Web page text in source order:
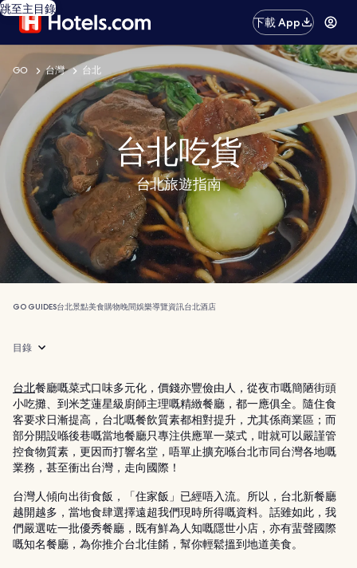
跳至主目錄
下載 App
GO 台灣 台北
台北吃貨
台北旅遊指南
GO GUIDES台北景點美食購物晚間娛樂導覽資訊台北酒店
目錄
台北餐廳嘅菜式口味多元化，價錢亦豐儉由人，從夜市嘅簡陋街頭
小吃攤、到米芝蓮星級廚師主理嘅精緻餐廳，都一應俱全。隨住食
客要求日漸提高，台北嘅餐飲質素都相對提升，尤其係商業區；而
部分開設喺後巷嘅當地餐廳只專注供應單一菜式，咁就可以嚴謹管
控食物質素，更因而打響名堂，唔單止擴充喺台北市同台灣各地嘅
業務，甚至衝出台灣，走向國際！
台灣人傾向出街食飯，「住家飯」已經唔入流。所以，台北新餐廳
越開越多，當地食肆選擇遠超我們現時所得嘅資料。話雖如此，我
們嚴選咗一批優秀餐廳，既有鮮為人知嘅隱世小店，亦有蜚聲國際
嘅知名餐廳，為你推介台北佳餚，幫你輕鬆搵到地道美食。